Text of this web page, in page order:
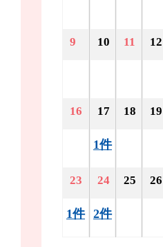
9 10 11 12
16 17
1件
18 19
23
1件
24
2件
25 26